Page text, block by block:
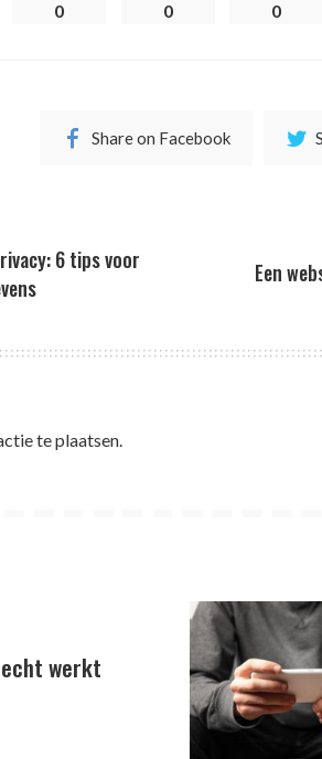
0 0 0
Share on Facebook
6 tips voor
Een
te plaatsen.
werkt